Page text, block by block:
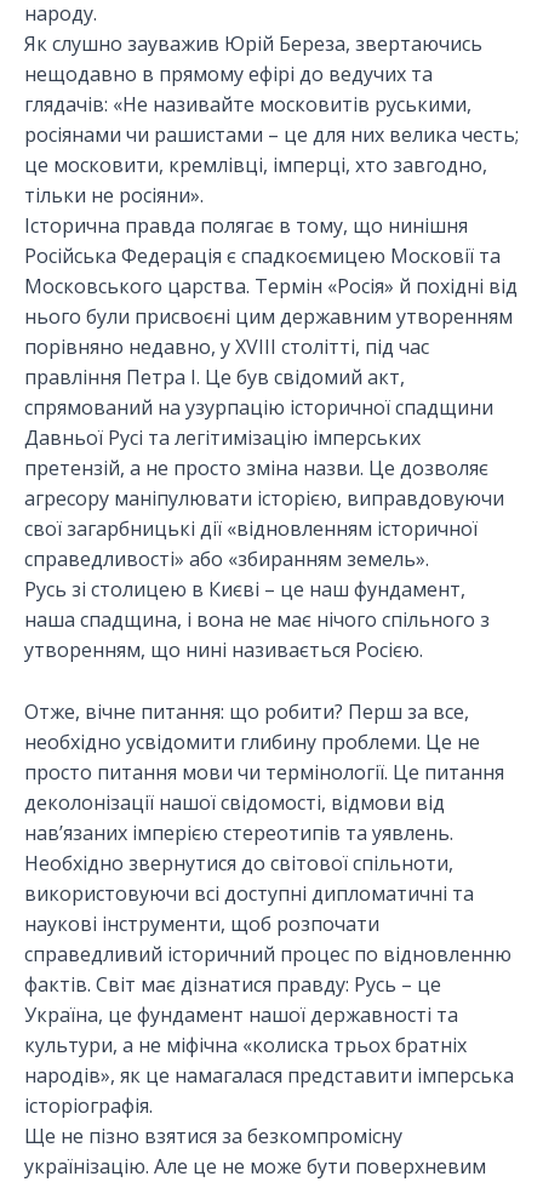
народу.
Як слушно зауважив Юрій Береза, звертаючись
нещодавно в прямому ефірі до ведучих та
глядачів: «Не називайте московитів руськими,
росіянами чи рашистами – це для них велика честь;
це московити, кремлівці, імперці, хто завгодно,
тільки не росіяни».
Історична правда полягає в тому, що нинішня
Російська Федерація є спадкоємицею Московії та
Московського царства. Термін «Росія» й похідні від
нього були присвоєні цим державним утворенням
порівняно недавно, у XVIII столітті, під час
правління Петра I. Це був свідомий акт,
спрямований на узурпацію історичної спадщини
Давньої Русі та легітимізацію імперських
претензій, а не просто зміна назви. Це дозволяє
агресору маніпулювати історією, виправдовуючи
свої загарбницькі дії «відновленням історичної
справедливості» або «збиранням земель».
Русь зі столицею в Києві – це наш фундамент,
наша спадщина, і вона не має нічого спільного з
утворенням, що нині називається Росією.
Отже, вічне питання: що робити? Перш за все,
необхідно усвідомити глибину проблеми. Це не
просто питання мови чи термінології. Це питання
деколонізації нашої свідомості, відмови від
нав’язаних імперією стереотипів та уявлень.
Необхідно звернутися до світової спільноти,
використовуючи всі доступні дипломатичні та
наукові інструменти, щоб розпочати
справедливий історичний процес по відновленню
фактів. Світ має дізнатися правду: Русь – це
Україна, це фундамент нашої державності та
культури, а не міфічна «колиска трьох братніх
народів», як це намагалася представити імперська
історіографія.
Ще не пізно взятися за безкомпромісну
українізацію. Але це не може бути поверхневим